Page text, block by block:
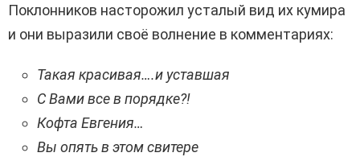
Поклонников насторожил усталый вид их кумира
и они выразили своё волнение в комментариях:
Такая красивая….и уставшая
С Вами все в порядке?!
Кофта Евгения…
Вы опять в этом свитере